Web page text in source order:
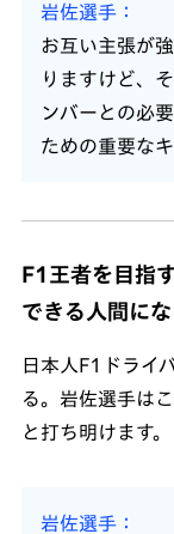
岩佐選手
お互い主張が
りますけど、
ンバーとの必
ための重要な
F1王者を目指
できる人間にな
日本人F1ドライ
る。岩佐選手は
と打ち明けます。
岩佐選手